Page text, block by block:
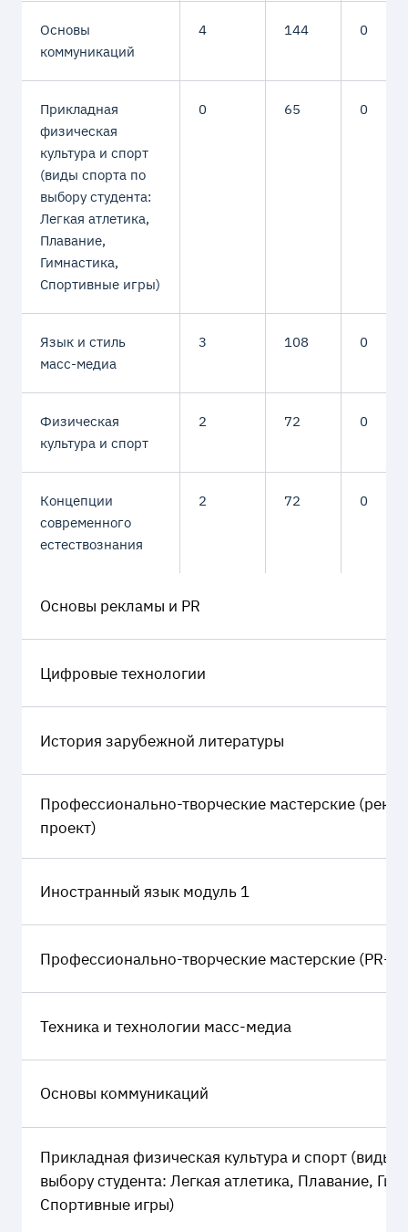
Основы
коммуникаций
4 144 0
Прикладная
физическая
культура и спорт
(виды спорта по
выбору студента:
Легкая атлетика,
Плавание,
Гимнастика,
Спортивные игры)
0 65 0
Язык и стиль
масс-медиа
3 108 0
Физическая
культура и спорт
2 72 0
Концепции
современного
естествознания
2 72 0
Основы рекламы и PR
Цифровые технологии
История зарубежной литературы
Профессионально-творческие мастерские
проект)
Иностранный язык модуль 1
Профессионально-творческие мастерские (PR-
Техника и технологии масс-медиа
Основы коммуникаций
Прикладная физическая культура и спорт (виды
выбору студента: Легкая атлетика, Плавание,
Спортивные игры)